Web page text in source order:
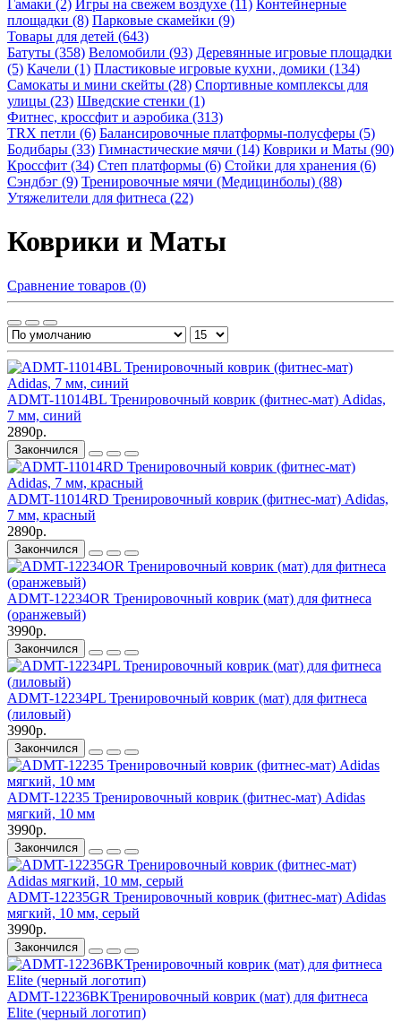
Гамаки (2) Игры на свежем воздухе (11) Контейнерные
площадки (8) Парковые скамейки (9)
Товары для детей (643)
Батуты (358) Веломобили (93) Деревянные игровые площадки
(5) Качели (1) Пластиковые игровые кухни, домики (134)
Самокаты и мини скейты (28) Спортивные комплексы для
улицы (23) Шведские стенки (1)
Фитнес, кроссфит и аэробика (313)
TRX петли (6) Балансировочные платформы-полусферы (5)
Бодибары (33) Гимнастические мячи (14) Коврики и Маты (90)
Кроссфит (34) Степ платформы (6) Стойки для хранения (6)
Сэндбэг (9) Тренировочные мячи (Медицинболы) (88)
Утяжелители для фитнеса (22)
Коврики и Маты
Сравнение товаров (0)
ADMT-11014BL Тренировочный коврик (фитнес-мат) Adidas,
7 мм, синий
2890р.
Закончился
ADMT-11014RD Тренировочный коврик (фитнес-мат) Adidas,
7 мм, красный
2890р.
Закончился
ADMT-12234OR Тренировочный коврик (мат) для фитнеса
(оранжевый)
3990р.
Закончился
ADMT-12234PL Тренировочный коврик (мат) для фитнеса
(лиловый)
3990р.
Закончился
ADMT-12235 Тренировочный коврик (фитнес-мат) Adidas
мягкий, 10 мм
3990р.
Закончился
ADMT-12235GR Тренировочный коврик (фитнес-мат) Adidas
мягкий, 10 мм, серый
3990р.
Закончился
ADMT-12236BKТренировочный коврик (мат) для фитнеса
Elite (черный логотип)